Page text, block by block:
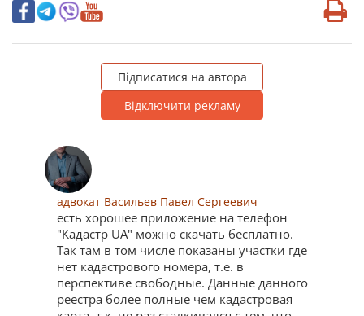
Підписатися на автора
Відключити рекламу
адвокат Васильев Павел Сергеевич
есть хорошее приложение на телефон
"Кадастр UA" можно скачать бесплатно.
Так там в том числе показаны участки где
нет кадастрового номера, т.е. в
перспективе свободные. Данные данного
реестра более полные чем кадастровая